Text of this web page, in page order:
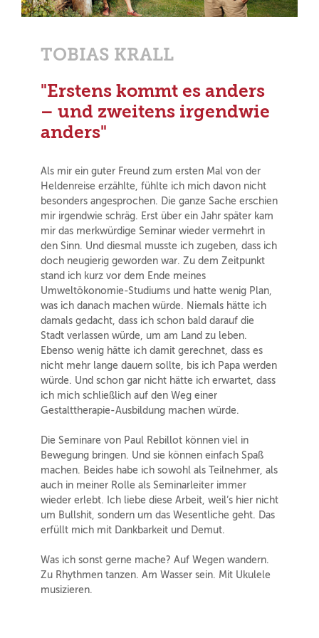
TOBIAS KRALL
"Erstens kommt es anders
– und zweitens irgendwie
anders"
Als mir ein guter Freund zum ersten Mal von der
Heldenreise erzählte, fühlte ich mich davon nicht
besonders angesprochen. Die ganze Sache erschien
mir irgendwie schräg. Erst über ein Jahr später kam
mir das merkwürdige Seminar wieder vermehrt in
den Sinn. Und diesmal musste ich zugeben, dass ich
doch neugierig geworden war. Zu dem Zeitpunkt
stand ich kurz vor dem Ende meines
Umweltökonomie-Studiums und hatte wenig Plan,
was ich danach machen würde. Niemals hätte ich
damals gedacht, dass ich schon bald darauf die
Stadt verlassen würde, um am Land zu leben.
Ebenso wenig hätte ich damit gerechnet, dass es
nicht mehr lange dauern sollte, bis ich Papa werden
würde. Und schon gar nicht hätte ich erwartet, dass
ich mich schließlich auf den Weg einer
Gestalttherapie-Ausbildung machen würde.
Die Seminare von Paul Rebillot können viel in
Bewegung bringen. Und sie können einfach Spaß
machen. Beides habe ich sowohl als Teilnehmer, als
auch in meiner Rolle als Seminarleiter immer
wieder erlebt. Ich liebe diese Arbeit, weil‘s hier nicht
um Bullshit, sondern um das Wesentliche geht. Das
erfüllt mich mit Dankbarkeit und Demut.
Was ich sonst gerne mache? Auf Wegen wandern.
Zu Rhythmen tanzen. Am Wasser sein. Mit Ukulele
musizieren.